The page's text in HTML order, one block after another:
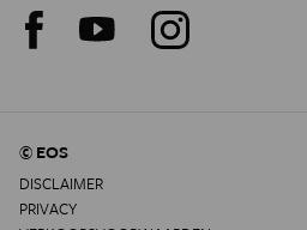
© EOS
DISCLAIMER
PRIVACY